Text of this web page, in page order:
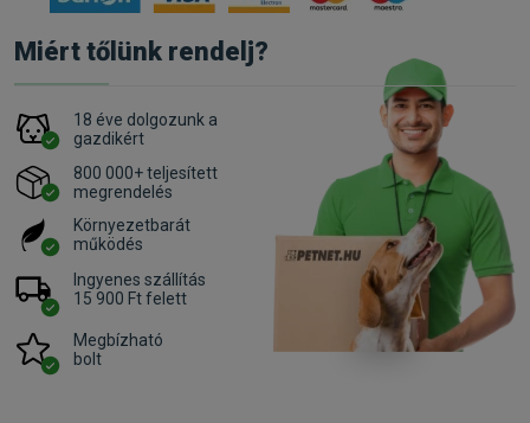
Miért tőlünk rendelj?
18 éve dolgozunk a
gazdikért
800 000+ teljesített
megrendelés
Környezetbarát
működés
Ingyenes szállítás
15 900 Ft felett
Megbízható
bolt